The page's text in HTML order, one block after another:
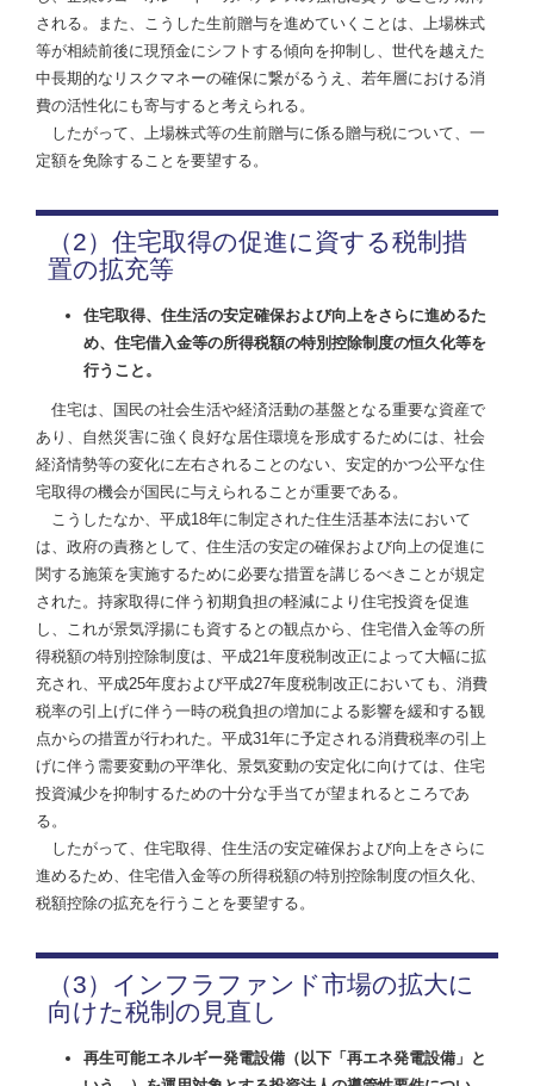
される。また、こうした生前贈与を進めていくことは、上場株式
等が相続前後に現預金にシフトする傾向を抑制し、世代を越えた
中長期的なリスクマネーの確保に繋がるうえ、若年層における消
費の活性化にも寄与すると考えられる。
したがって、上場株式等の生前贈与に係る贈与税について、一
定額を免除することを要望する。
（2）住宅取得の促進に資する税制措
置の拡充等
住宅取得、住生活の安定確保および向上をさらに進めるた
め、住宅借入金等の所得税額の特別控除制度の恒久化等を
行うこと。
住宅は、国民の社会生活や経済活動の基盤となる重要な資産で
あり、自然災害に強く良好な居住環境を形成するためには、社会
経済情勢等の変化に左右されることのない、安定的かつ公平な住
宅取得の機会が国民に与えられることが重要である。
こうしたなか、平成18年に制定された住生活基本法において
は、政府の責務として、住生活の安定の確保および向上の促進に
関する施策を実施するために必要な措置を講じるべきことが規定
された。持家取得に伴う初期負担の軽減により住宅投資を促進
し、これが景気浮揚にも資するとの観点から、住宅借入金等の所
得税額の特別控除制度は、平成21年度税制改正によって大幅に拡
充され、平成25年度および平成27年度税制改正においても、消費
税率の引上げに伴う一時の税負担の増加による影響を緩和する観
点からの措置が行われた。平成31年に予定される消費税率の引上
げに伴う需要変動の平準化、景気変動の安定化に向けては、住宅
投資減少を抑制するための十分な手当てが望まれるところであ
る。
したがって、住宅取得、住生活の安定確保および向上をさらに
進めるため、住宅借入金等の所得税額の特別控除制度の恒久化、
税額控除の拡充を行うことを要望する。
（3）インフラファンド市場の拡大に
向けた税制の見直し
再生可能エネルギー発電設備（以下「再エネ発電設備」と